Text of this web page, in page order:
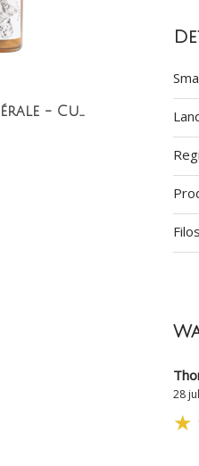
Balade Minérale - Cul Sec (alcoholvrij)
28
★